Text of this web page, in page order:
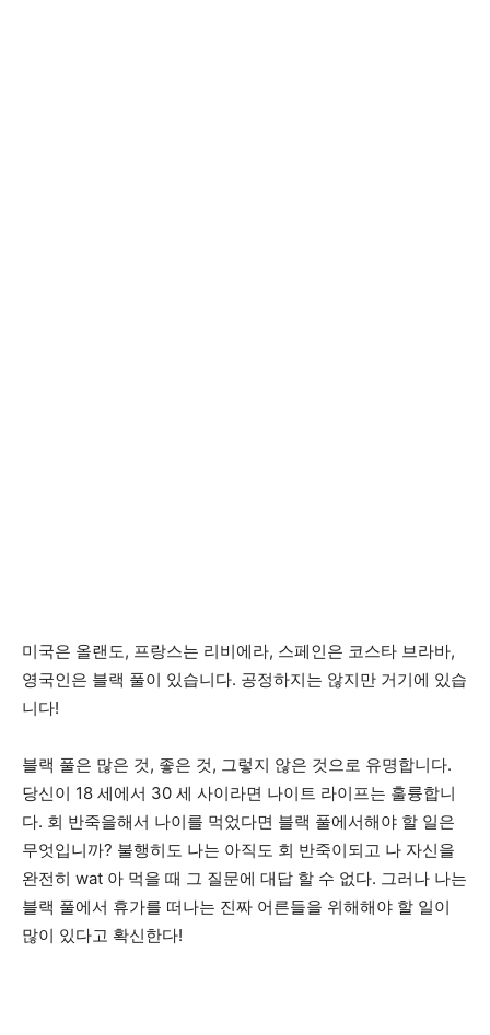
미국은 올랜도, 프랑스는 리비에라, 스페인은 코스타 브라바,
영국인은 블랙 풀이 있습니다. 공정하지는 않지만 거기에 있습
니다!
블랙 풀은 많은 것, 좋은 것, 그렇지 않은 것으로 유명합니다.
당신이 18 세에서 30 세 사이라면 나이트 라이프는 훌륭합니
다. 회 반죽을해서 나이를 먹었다면 블랙 풀에서해야 할 일은
무엇입니까? 불행히도 나는 아직도 회 반죽이되고 나 자신을
완전히 wat 아 먹을 때 그 질문에 대답 할 수 없다. 그러나 나는
블랙 풀에서 휴가를 떠나는 진짜 어른들을 위해해야 ​​할 일이
많이 있다고 확신한다!